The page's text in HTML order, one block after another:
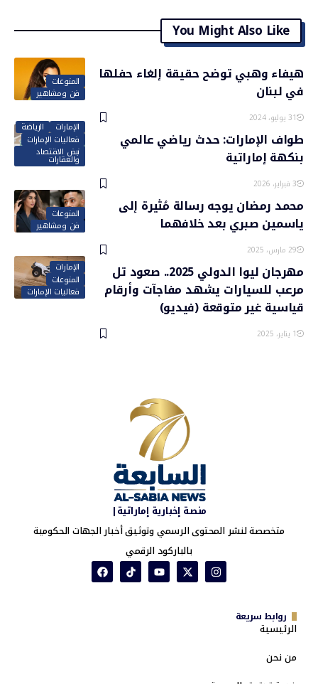
You Might Also Like
المنوعات
فن ومشاهير
هيفاء وهبي توضح حقيقة إلغاء حفلها
في لبنان
31 يوليو، 2024
الإمارات
الرياضة
فعاليات الإمارات
نبض الاقتصاد
والعقارات
طواف الإمارات: حدث رياضي عالمي
بنكهة إماراتية
3 فبراير، 2026
المنوعات
فن ومشاهير
محمد رمضان يوجه رسالة مُثيرة إلى
ياسمين صبري بعد خلافهما
29 مارس، 2025
الإمارات
المنوعات
فعاليات الإمارات
مهرجان ليوا الدولي 2025.. صعود تل
مرعب للسيارات يشهد مفاجآت وأرقام
قياسية غير متوقعة (فيديو)
1 يناير، 2025
منصة إخبارية إماراتية|
متخصصة لنشر المحتوى الرسمي وتوثيق أخبار الجهات الحكومية
بالباركود الرقمي
روابط سريعة
الرئيسية
من نحن